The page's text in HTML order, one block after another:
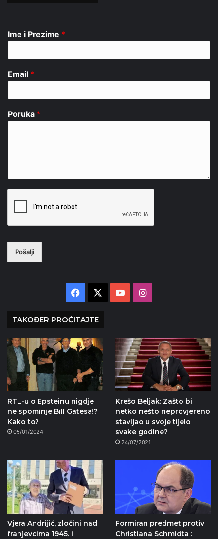
Ime i Prezime *
Email *
Poruka *
Pošalji
Facebook YouTubeInstagram
TAKOĐER PROČITAJTE
RTL-u o Epsteinu nigdje
ne spominje Bill Gatesa!?
Kako to?
05/01/2024
Krešo Beljak: Zašto bi
netko nešto neprovjereno
stavljao u svoje tijelo
svake godine?
24/07/2021
Vjera Andrijić, zločini nad
franjevcima 1945. i
Formiran predmet protiv
Christiana Schmidta :